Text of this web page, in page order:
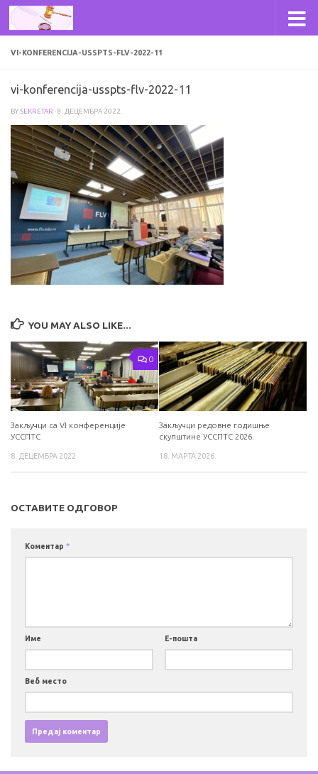
Skip to content
VI-KONFERENCIJA-USSPTS-FLV-2022-11
vi-konferencija-usspts-flv-2022-11
BYSEKRETAR ·8. ДЕЦЕМБРА 2022.
YOU MAY ALSO LIKE...
0
Закључци са VI конференције
УССПТС
8. ДЕЦЕМБРА 2022.
Закључци редовне годишње
скупштине УССПТС 2026.
18. МАРТА 2026.
ОСТАВИТЕ ОДГОВОР
Коментар *
Име Е-пошта
Веб место